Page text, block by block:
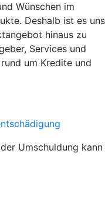
Wünschen im
Deshalb ist es uns
hinaus zu
Services und
um Kredite und
Umschuldung kann